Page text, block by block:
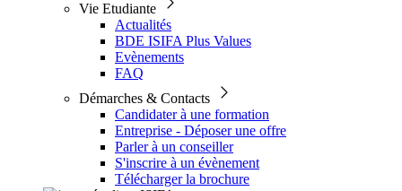
Vie Etudiante
Actualités
BDE ISIFA Plus Values
Evènements
FAQ
Démarches & Contacts
Candidater à une formation
Entreprise - Déposer une offre
Parler à un conseiller
S'inscrire à un évènement
Télécharger la brochure